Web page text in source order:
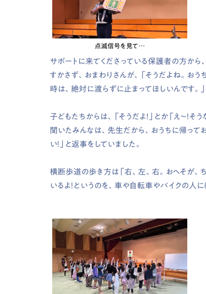
点滅信号を見て…
サポートに来てくださっている保護者の方から
すかさず、おまわりさんが、「そうだよね。お
時は、絶対に渡らずに止まってほしいんです。
子どもたちからは、「そうだよ！」とか「え～！
聞いたみんなは、先生だから、おうちに帰って
い！」と返事をしていました。
横断歩道の歩き方は「右、左、右。おへそが、
いるよ！というのを、車や自転車やバイクの人